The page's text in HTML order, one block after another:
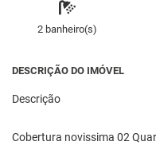
2 banheiro(s)
DESCRIÇÃO DO IMÓVEL
Descrição
Cobertura novissima 02